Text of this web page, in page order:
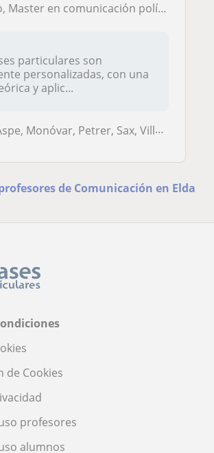
política y electoral y entrenador de oratoria ofrece formación particular
particulares son
personalizadas, con una
y aplic...
Monóvar, Petrer, Sax, Villena
de Comunicación en Elda
de Cookies
profesores
alumnos